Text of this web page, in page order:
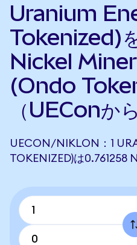
Uranium
Tokenized)
Nickel
(Ondo
（UEConか
UECON/NIKLON：1
TOKENIZED)は0.761258